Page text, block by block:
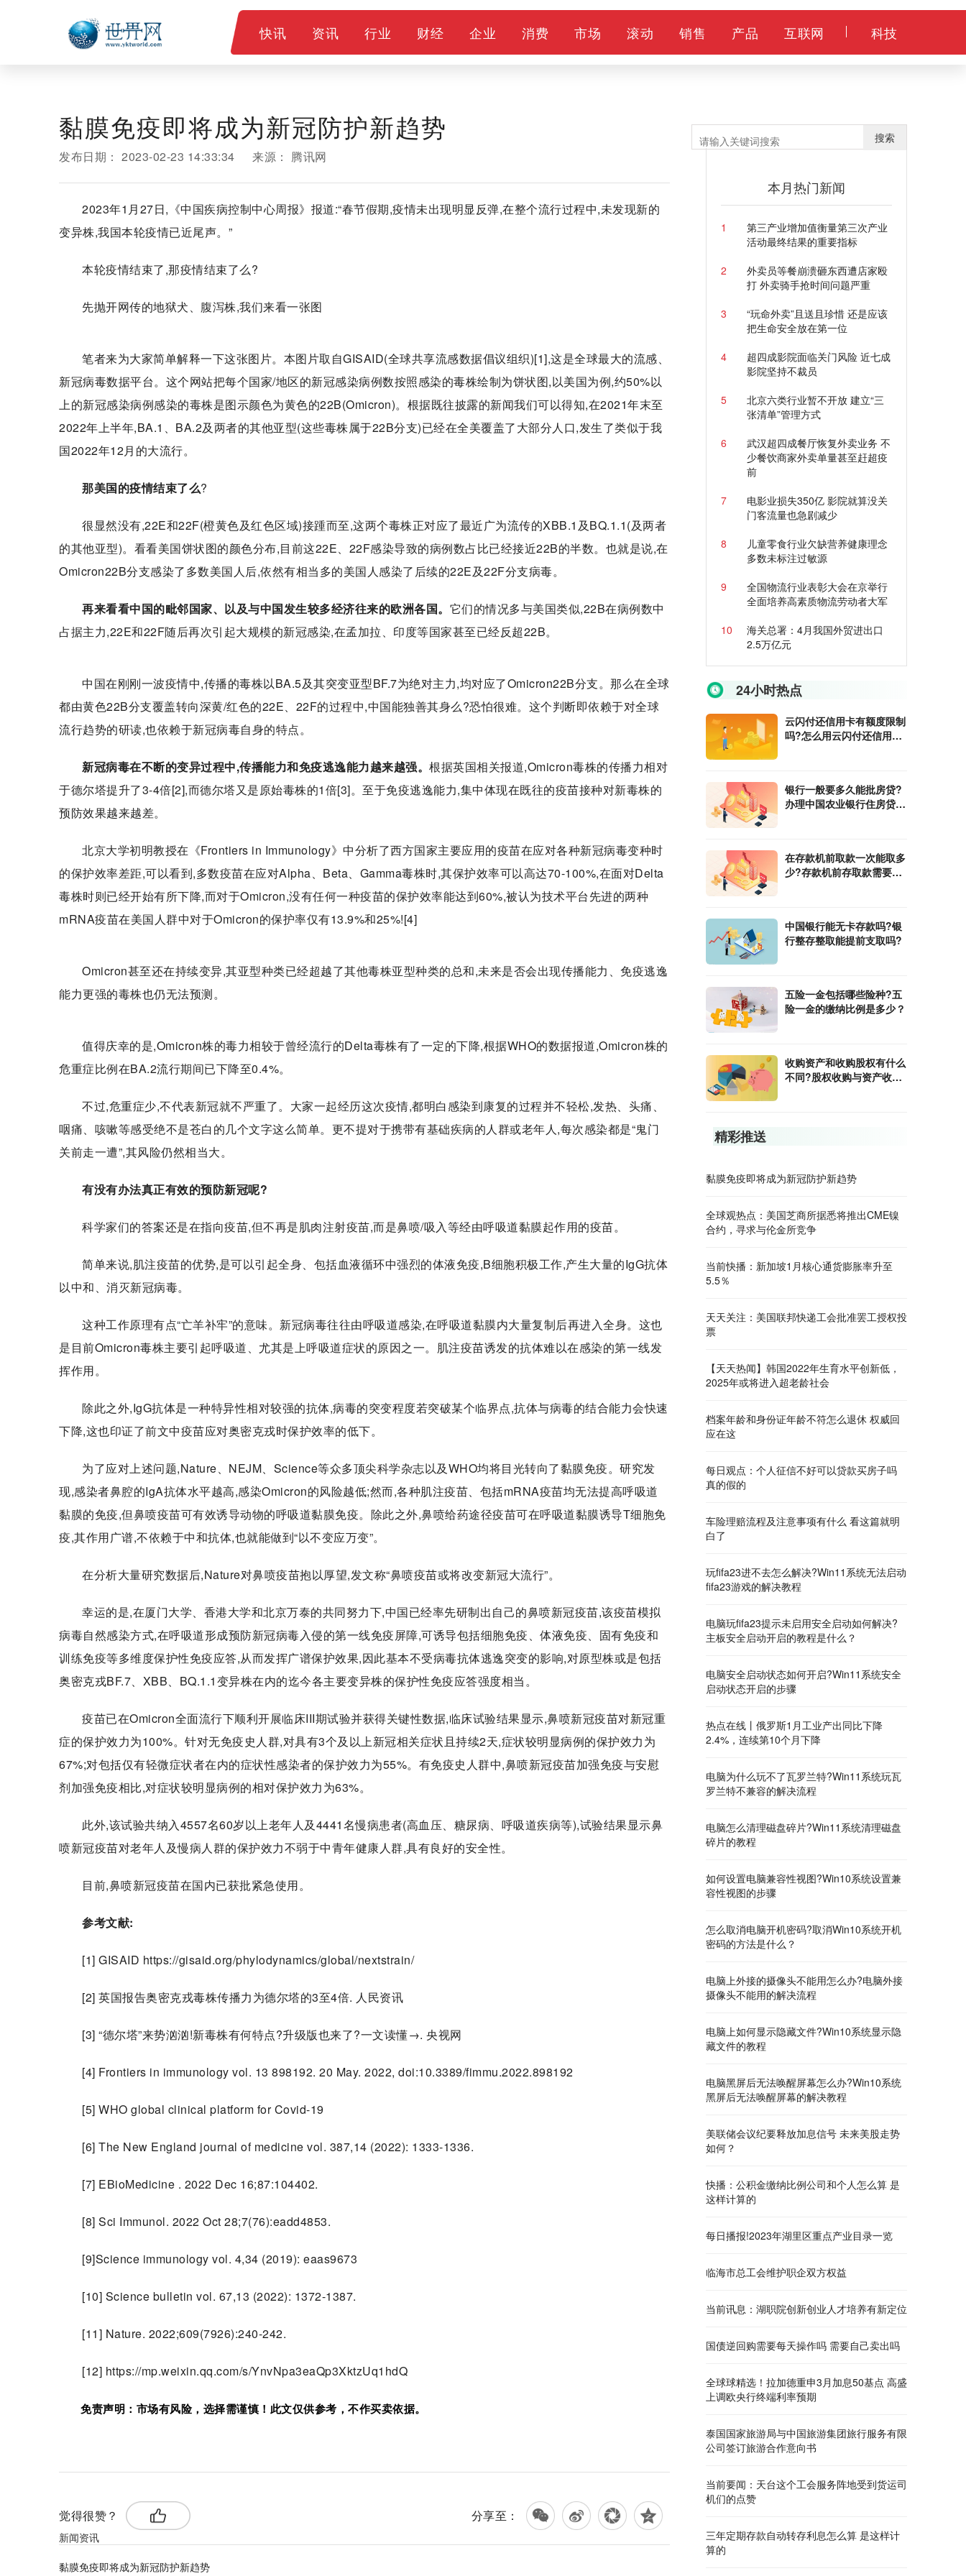
快讯 资讯 行业 财经 企业 消费 市场 滚动 销售 产品 互联网 科技
黏膜免疫即将成为新冠防护新趋势
发布日期： 2023-02-23 14:33:34 来源： 腾讯网
2023年1月27日,《中国疾病控制中心周报》报道:“春节假期,疫情未出现明显反弹,在整个流行过程中,未发现新的
变异株,我国本轮疫情已近尾声。”
本轮疫情结束了,那疫情结束了么?
先抛开网传的地狱犬、腹泻株,我们来看一张图
笔者来为大家简单解释一下这张图片。本图片取自GISAID(全球共享流感数据倡议组织)[1],这是全球最大的流感、
新冠病毒数据平台。这个网站把每个国家/地区的新冠感染病例数按照感染的毒株绘制为饼状图,以美国为例,约50%以
上的新冠感染病例感染的毒株是图示颜色为黄色的22B(Omicron)。根据既往披露的新闻我们可以得知,在2021年末至
2022年上半年,BA.1、BA.2及两者的其他亚型(这些毒株属于22B分支)已经在全美覆盖了大部分人口,发生了类似于我
国2022年12月的大流行。
那美国的疫情结束了么?
很显然没有,22E和22F(橙黄色及红色区域)接踵而至,这两个毒株正对应了最近广为流传的XBB.1及BQ.1.1(及两者
的其他亚型)。看看美国饼状图的颜色分布,目前这22E、22F感染导致的病例数占比已经接近22B的半数。也就是说,在
Omicron22B分支感染了多数美国人后,依然有相当多的美国人感染了后续的22E及22F分支病毒。
再来看看中国的毗邻国家、以及与中国发生较多经济往来的欧洲各国。 它们的情况多与美国类似,22B在病例数中
占据主力,22E和22F随后再次引起大规模的新冠感染,在孟加拉、印度等国家甚至已经反超22B。
中国在刚刚一波疫情中,传播的毒株以BA.5及其突变亚型BF.7为绝对主力,均对应了Omicron22B分支。那么在全球
都由黄色22B分支覆盖转向深黄/红色的22E、22F的过程中,中国能独善其身么?恐怕很难。这个判断即依赖于对全球
流行趋势的研读,也依赖于新冠病毒自身的特点。
新冠病毒在不断的变异过程中,传播能力和免疫逃逸能力越来越强。 根据英国相关报道,Omicron毒株的传播力相对
于德尔塔提升了3-4倍[2],而德尔塔又是原始毒株的1倍[3]。至于免疫逃逸能力,集中体现在既往的疫苗接种对新毒株的
预防效果越来越差。
北京大学初明教授在《Frontiers in Immunology》中分析了西方国家主要应用的疫苗在应对各种新冠病毒变种时
的保护效率差距,可以看到,多数疫苗在应对Alpha、Beta、Gamma毒株时,其保护效率可以高达70-100%,在面对Delta
毒株时则已经开始有所下降,而对于Omicron,没有任何一种疫苗的保护效率能达到60%,被认为技术平台先进的两种
mRNA疫苗在美国人群中对于Omicron的保护率仅有13.9%和25%![4]
Omicron甚至还在持续变异,其亚型种类已经超越了其他毒株亚型种类的总和,未来是否会出现传播能力、免疫逃逸
能力更强的毒株也仍无法预测。
值得庆幸的是,Omicron株的毒力相较于曾经流行的Delta毒株有了一定的下降,根据WHO的数据报道,Omicron株的
危重症比例在BA.2流行期间已下降至0.4%。
不过,危重症少,不代表新冠就不严重了。大家一起经历这次疫情,都明白感染到康复的过程并不轻松,发热、头痛、
咽痛、咳嗽等感受绝不是苍白的几个文字这么简单。更不提对于携带有基础疾病的人群或老年人,每次感染都是“鬼门
关前走一遭”,其风险仍然相当大。
有没有办法真正有效的预防新冠呢?
科学家们的答案还是在指向疫苗,但不再是肌肉注射疫苗,而是鼻喷/吸入等经由呼吸道黏膜起作用的疫苗。
简单来说,肌注疫苗的优势,是可以引起全身、包括血液循环中强烈的体液免疫,B细胞积极工作,产生大量的IgG抗体
以中和、消灭新冠病毒。
这种工作原理有点“亡羊补牢”的意味。新冠病毒往往由呼吸道感染,在呼吸道黏膜内大量复制后再进入全身。这也
是目前Omicron毒株主要引起呼吸道、尤其是上呼吸道症状的原因之一。肌注疫苗诱发的抗体难以在感染的第一线发
挥作用。
除此之外,IgG抗体是一种特异性相对较强的抗体,病毒的突变程度若突破某个临界点,抗体与病毒的结合能力会快速
下降,这也印证了前文中疫苗应对奥密克戎时保护效率的低下。
为了应对上述问题,Nature、NEJM、Science等众多顶尖科学杂志以及WHO均将目光转向了黏膜免疫。研究发
现,感染者鼻腔的IgA抗体水平越高,感染Omicron的风险越低;然而,各种肌注疫苗、包括mRNA疫苗均无法提高呼吸道
黏膜的免疫,但鼻喷疫苗可有效诱导动物的呼吸道黏膜免疫。除此之外,鼻喷给药途径疫苗可在呼吸道黏膜诱导T细胞免
疫,其作用广谱,不依赖于中和抗体,也就能做到“以不变应万变”。
在分析大量研究数据后,Nature对鼻喷疫苗抱以厚望,发文称“鼻喷疫苗或将改变新冠大流行”。
幸运的是,在厦门大学、香港大学和北京万泰的共同努力下,中国已经率先研制出自己的鼻喷新冠疫苗,该疫苗模拟
病毒自然感染方式,在呼吸道形成预防新冠病毒入侵的第一线免疫屏障,可诱导包括细胞免疫、体液免疫、固有免疫和
训练免疫等多维度保护性免疫应答,从而发挥广谱保护效果,因此基本不受病毒抗体逃逸突变的影响,对原型株或是包括
奥密克戎BF.7、XBB、BQ.1.1变异株在内的迄今各主要变异株的保护性免疫应答强度相当。
疫苗已在Omicron全面流行下顺利开展临床III期试验并获得关键性数据,临床试验结果显示,鼻喷新冠疫苗对新冠重
症的保护效力为100%。针对无免疫史人群,对具有3个及以上新冠相关症状且持续2天,症状较明显病例的保护效力为
67%;对包括仅有轻微症状者在内的症状性感染者的保护效力为55%。有免疫史人群中,鼻喷新冠疫苗加强免疫与安慰
剂加强免疫相比,对症状较明显病例的相对保护效力为63%。
此外,该试验共纳入4557名60岁以上老年人及4441名慢病患者(高血压、糖尿病、呼吸道疾病等),试验结果显示鼻
喷新冠疫苗对老年人及慢病人群的保护效力不弱于中青年健康人群,具有良好的安全性。
目前,鼻喷新冠疫苗在国内已获批紧急使用。
参考文献:
[1] GISAID https://gisaid.org/phylodynamics/global/nextstrain/
[2] 英国报告奥密克戎毒株传播力为德尔塔的3至4倍. 人民资讯
[3] “德尔塔”来势汹汹!新毒株有何特点?升级版也来了?一文读懂→. 央视网
[4] Frontiers in immunology vol. 13 898192. 20 May. 2022, doi:10.3389/fimmu.2022.898192
[5] WHO global clinical platform for Covid-19
[6] The New England journal of medicine vol. 387,14 (2022): 1333-1336.
[7] EBioMedicine . 2022 Dec 16;87:104402.
[8] Sci Immunol. 2022 Oct 28;7(76):eadd4853.
[9]Science immunology vol. 4,34 (2019): eaas9673
[10] Science bulletin vol. 67,13 (2022): 1372-1387.
[11] Nature. 2022;609(7926):240-242.
[12] https://mp.weixin.qq.com/s/YnvNpa3eaQp3XktzUq1hdQ
免责声明：市场有风险，选择需谨慎！此文仅供参考，不作买卖依据。
觉得很赞？ 分享至：
新闻资讯
黏膜免疫即将成为新冠防护新趋势
搜索
本月热门新闻
1
第三产业增加值衡量第三次产业
活动最终结果的重要指标
2
外卖员等餐崩溃砸东西遭店家殴
打 外卖骑手抢时间问题严重
3
“玩命外卖”且送且珍惜 还是应该
把生命安全放在第一位
4
超四成影院面临关门风险 近七成
影院坚持不裁员
5
北京六类行业暂不开放 建立“三
张清单”管理方式
6
武汉超四成餐厅恢复外卖业务 不
少餐饮商家外卖单量甚至赶超疫
前
7
电影业损失350亿 影院就算没关
门客流量也急剧减少
8
儿童零食行业欠缺营养健康理念
多数未标注过敏源
9
全国物流行业表彰大会在京举行
全面培养高素质物流劳动者大军
10
海关总署：4月我国外贸进出口
2.5万亿元
24小时热点
云闪付还信用卡有额度限制
吗?怎么用云闪付还信用
银行一般要多久能批房贷?
办理中国农业银行住房贷款
在​存款机前取款一次能取多
少?存款机前存取款需要注
中国银行能无卡存款吗?银
行整存整取能提前支取吗?
五险一金包括哪些险种?五
险一金的缴纳比例是多少？
收购资产和收购股权有什么
不同?股权收购与资产收购
精彩推送
黏膜免疫即将成为新冠防护新趋势
全球观热点：美国芝商所据悉将推出CME镍
合约，寻求与伦金所竞争
当前快播：新加坡1月核心通货膨胀率升至
5.5％
天天关注：美国联邦快递工会批准罢工授权投
票
【天天热闻】韩国2022年生育水平创新低，
2025年或将进入超老龄社会
档案年龄和身份证年龄不符怎么退休 权威回
应在这
每日观点：个人征信不好可以贷款买房子吗
真的假的
车险理赔流程及注意事项有什么 看这篇就明
白了
玩fifa23进不去怎么解决?Win11系统无法启动
fifa23游戏的解决教程
电脑玩fifa23提示未启用安全启动如何解决?
主板安全启动开启的教程是什么？
电脑安全启动状态如何开启?Win11系统安全
启动状态开启的步骤
热点在线丨俄罗斯1月工业产出同比下降
2.4%，连续第10个月下降
电脑为什么玩不了瓦罗兰特?Win11系统玩瓦
罗兰特不兼容的解决流程
电脑怎么清理磁盘碎片?Win11系统清理磁盘
碎片的教程
如何设置电脑兼容性视图?Win10系统设置兼
容性视图的步骤
怎么取消电脑开机密码?取消Win10系统开机
密码的方法是什么？
电脑上外接的摄像头不能用怎么办?电脑外接
摄像头不能用的解决流程
电脑上如何显示隐藏文件?Win10系统显示隐
藏文件的教程
电脑黑屏后无法唤醒屏幕怎么办?Win10系统
黑屏后无法唤醒屏幕的解决教程
美联储会议纪要释放加息信号 未来美股走势
如何？
快播：公积金缴纳比例公司和个人怎么算 是
这样计算的
每日播报!2023年湖里区重点产业目录一览
临海市总工会维护职企双方权益
当前讯息：湖职院创新创业人才培养有新定位
国债逆回购需要每天操作吗 需要自己卖出吗
全球球精选！拉加德重申3月加息50基点 高盛
上调欧央行终端利率预期
泰国国家旅游局与中国旅游集团旅行服务有限
公司签订旅游合作意向书
当前要闻：天台这个工会服务阵地受到货运司
机们的点赞
三年定期存款自动转存利息怎么算 是这样计
算的